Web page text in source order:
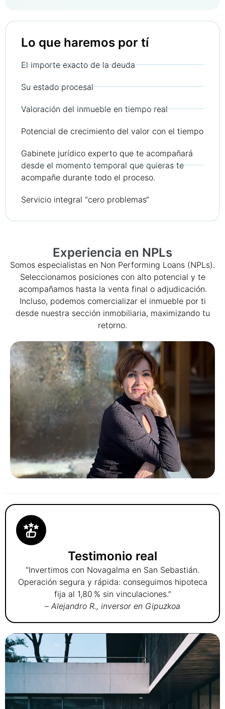
Lo que haremos por tí
El importe exacto de la deuda
Su estado procesal
Valoración del inmueble en tiempo real
Potencial de crecimiento del valor con el tiempo
Gabinete jurídico experto que te acompañará
desde el momento temporal que quieras te
acompañe durante todo el proceso.
Servicio integral “cero problemas“
Experiencia en NPLs
Somos especialistas en Non Performing Loans (NPLs).
Seleccionamos posiciones con alto potencial y te
acompañamos hasta la venta final o adjudicación.
Incluso, podemos comercializar el inmueble por ti
desde nuestra sección inmobiliaria, maximizando tu
retorno.
Testimonio real
“Invertimos con Novagalma en San Sebastián.
Operación segura y rápida: conseguimos hipoteca
fija al 1,80 % sin vinculaciones.”
– Alejandro R., inversor en Gipuzkoa